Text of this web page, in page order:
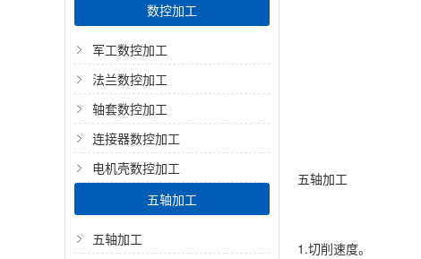
数控加工
军工数控加工
法兰数控加工
轴套数控加工
连接器数控加工
电机壳数控加工
五轴加工
五轴加工
五轴加工
1.切削速度。